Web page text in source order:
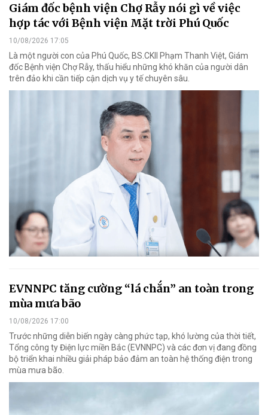
Giám đốc bệnh viện Chợ Rẫy nói gì về việc
hợp tác với Bệnh viện Mặt trời Phú Quốc
10/08/2026 17:05
Là một người con của Phú Quốc, BS.CKII Phạm Thanh Việt, Giám
đốc Bệnh viện Chợ Rẫy, thấu hiểu những khó khăn của người dân
trên đảo khi cần tiếp cận dịch vụ y tế chuyên sâu.
EVNNPC tăng cường “lá chắn” an toàn trong
mùa mưa bão
10/08/2026 17:00
Trước những diễn biến ngày càng phức tạp, khó lường của thời tiết,
Tổng công ty Điện lực miền Bắc (EVNNPC) và các đơn vị đang đồng
bộ triển khai nhiều giải pháp bảo đảm an toàn hệ thống điện trong
mùa mưa bão.